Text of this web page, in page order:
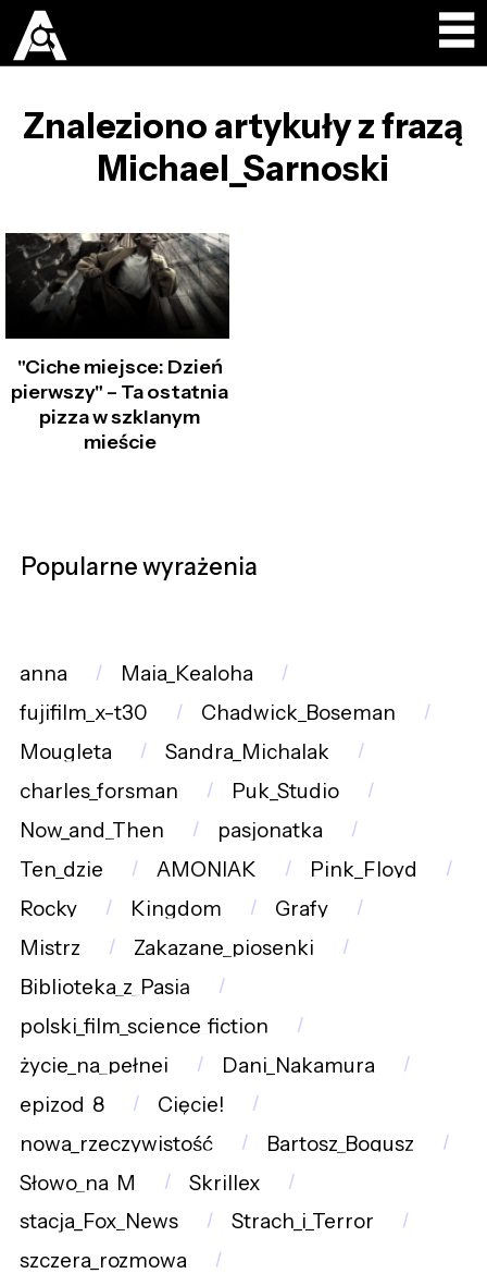
Znaleziono artykuły z frazą
Michael_Sarnoski
"Ciche miejsce: Dzień
pierwszy" – Ta ostatnia
pizza w szklanym
mieście
Popularne wyrażenia
anna
Maia_Kealoha
fujifilm_x-t30
Chadwick_Boseman
Mougleta
Sandra_Michalak
charles_forsman
Puk_Studio
Now_and_Then
pasjonatka
Ten_dzie
AMONIAK
Pink_Floyd
Rocky
Kingdom
Grafy
Mistrz
Zakazane_piosenki
Biblioteka_z_Pasją
polski_film_science_fiction
życie_na_pełnej
Dani_Nakamura
epizod_8
Cięcie!
nowa_rzeczywistość
Bartosz_Bogusz
Słowo_na_M
Skrillex
stacja_Fox_News
Strach_i_Terror
szczera_rozmowa